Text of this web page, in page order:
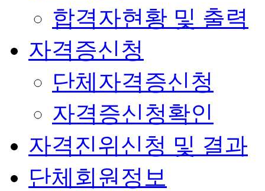
합격자현황 및 출력
자격증신청
단체자격증신청
자격증신청확인
자격진위신청 및 결과
단체회원정보